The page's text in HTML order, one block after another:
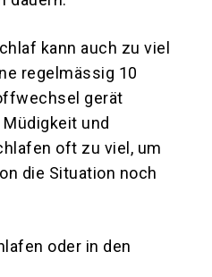
kann auch zu viel
regelmässig 10
gerät
und
oft zu viel, um
die Situation noch
oder in den